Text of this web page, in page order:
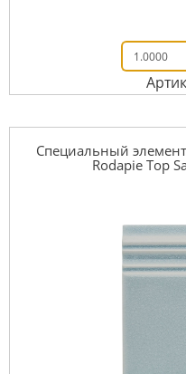
Специальный
Rodapie Top